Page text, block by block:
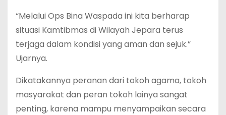
“Melalui Ops Bina Waspada ini kita berharap
situasi Kamtibmas di Wilayah Jepara terus
terjaga dalam kondisi yang aman dan sejuk.”
Ujarnya.
Dikatakannya peranan dari tokoh agama, tokoh
masyarakat dan peran tokoh lainya sangat
penting, karena mampu menyampaikan secara